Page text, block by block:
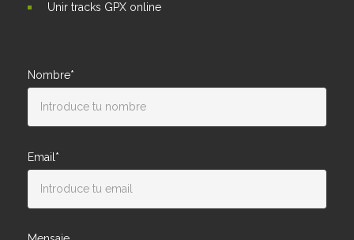
Unir tracks GPX online
Nombre*
Email*